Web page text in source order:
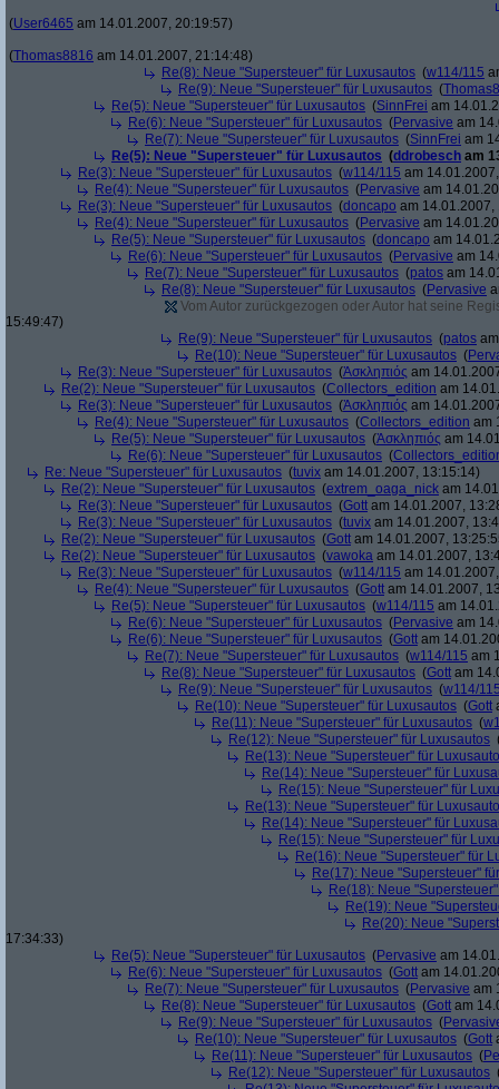
(User6465 am 14.01.2007, 20:19:57)
(Thomas8816 am 14.01.2007, 21:14:48)
Re(8): Neue "Supersteuer" für Luxusautos (w114/115
Re(9): Neue "Supersteuer" für Luxusautos (
Re(5): Neue "Supersteuer" für Luxusautos (SinnFrei am
Re(6): Neue "Supersteuer" für Luxusautos (Pervasive am
Re(7): Neue "Supersteuer" für Luxusautos (SinnFrei am
Re(5): Neue "Supersteuer" für Luxusautos (ddrobesch am
Re(3): Neue "Supersteuer" für Luxusautos (w114/115 am
Re(4): Neue "Supersteuer" für Luxusautos (Pervasive am
Re(3): Neue "Supersteuer" für Luxusautos (doncapo am 14.01.2007,
Re(4): Neue "Supersteuer" für Luxusautos (Pervasive am
Re(5): Neue "Supersteuer" für Luxusautos (doncapo am
Re(6): Neue "Supersteuer" für Luxusautos (Pervasive am
Re(7): Neue "Supersteuer" für Luxusautos (patos am
Re(8): Neue "Supersteuer" für Luxusautos (Pervasive
Vom Autor zurückgezogen oder Autor hat seine
15:49:47)
Re(9): Neue "Supersteuer" für Luxusautos (patos
Re(10): Neue "Supersteuer" für Luxusautos (
Re(3): Neue "Supersteuer" für Luxusautos (Ἀσκληπιός am
Re(2): Neue "Supersteuer" für Luxusautos (Collectors_edition am
Re(3): Neue "Supersteuer" für Luxusautos (Ἀσκληπιός am
Re(4): Neue "Supersteuer" für Luxusautos (Collectors_edition am
Re(5): Neue "Supersteuer" für Luxusautos (Ἀσκληπιός am
Re(6): Neue "Supersteuer" für Luxusautos (
Re: Neue "Supersteuer" für Luxusautos (tuvix am 14.01.2007, 13:15:14)
Re(2): Neue "Supersteuer" für Luxusautos (extrem_oaga_nick am
Re(3): Neue "Supersteuer" für Luxusautos (Gott am 14.01.2007,
Re(3): Neue "Supersteuer" für Luxusautos (tuvix am 14.01.2007,
Re(2): Neue "Supersteuer" für Luxusautos (Gott am 14.01.2007,
Re(2): Neue "Supersteuer" für Luxusautos (vawoka am 14.01.2007,
Re(3): Neue "Supersteuer" für Luxusautos (w114/115 am
Re(4): Neue "Supersteuer" für Luxusautos (Gott am 14.01.2007,
Re(5): Neue "Supersteuer" für Luxusautos (w114/115 am
Re(6): Neue "Supersteuer" für Luxusautos (Pervasive am
Re(6): Neue "Supersteuer" für Luxusautos (Gott am
Re(7): Neue "Supersteuer" für Luxusautos (w114/115 am
Re(8): Neue "Supersteuer" für Luxusautos (Gott am
Re(9): Neue "Supersteuer" für Luxusautos (w114/
Re(10): Neue "Supersteuer" für Luxusautos (Gott
Re(11): Neue "Supersteuer" für Luxusautos (
Re(12): Neue "Supersteuer" für Luxusautos
Re(13): Neue "Supersteuer" für
Re(14): Neue "Supersteuer" für
Re(15): Neue "Supersteuer" für
Re(13): Neue "Supersteuer" für
Re(14): Neue "Supersteuer" für
Re(15): Neue "Supersteuer" für
Re(16): Neue "Supersteuer" für
Re(17): Neue "Supersteuer"
Re(18): Neue
Re(19): Neue
Re(20): Neue
17:34:33)
Re(5): Neue "Supersteuer" für Luxusautos (Pervasive am
Re(6): Neue "Supersteuer" für Luxusautos (Gott am
Re(7): Neue "Supersteuer" für Luxusautos (Pervasive am
Re(8): Neue "Supersteuer" für Luxusautos (Gott am
Re(9): Neue "Supersteuer" für Luxusautos (
Re(10): Neue "Supersteuer" für Luxusautos (Gott
Re(11): Neue "Supersteuer" für Luxusautos (
Re(12): Neue "Supersteuer" für Luxusautos